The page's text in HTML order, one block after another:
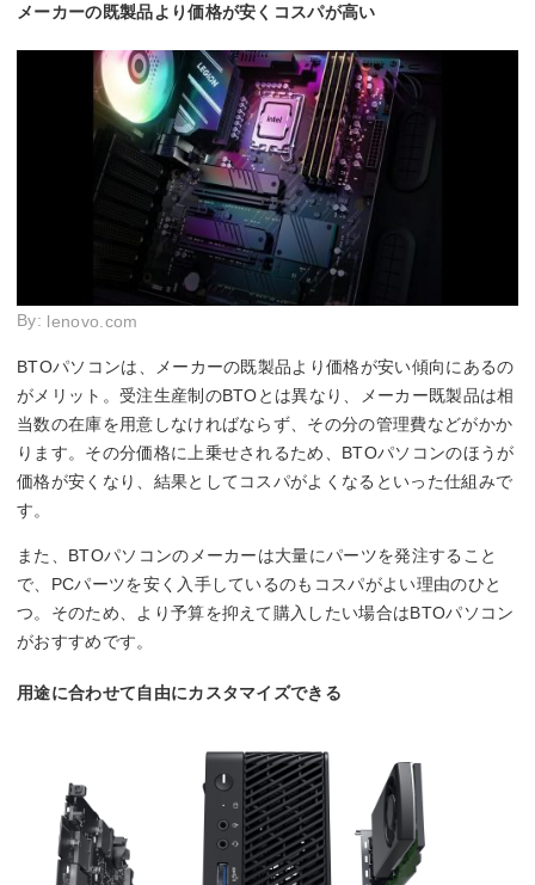
メーカーの既製品より価格が安くコスパが高い
By: lenovo.com
BTOパソコンは、メーカーの既製品より価格が安い傾向にあるの
がメリット。受注生産制のBTOとは異なり、メーカー既製品は相
当数の在庫を用意しなければならず、その分の管理費などがかか
ります。その分価格に上乗せされるため、BTOパソコンのほうが
価格が安くなり、結果としてコスパがよくなるといった仕組みで
す。
また、BTOパソコンのメーカーは大量にパーツを発注すること
で、PCパーツを安く入手しているのもコスパがよい理由のひと
つ。そのため、より予算を抑えて購入したい場合はBTOパソコン
がおすすめです。
用途に合わせて自由にカスタマイズできる